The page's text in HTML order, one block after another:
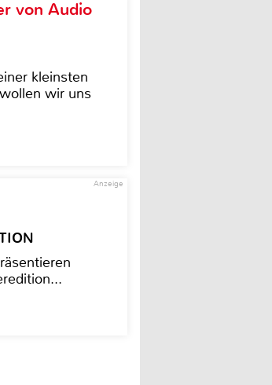
von Audio
kleinsten
wir uns
Anzeige